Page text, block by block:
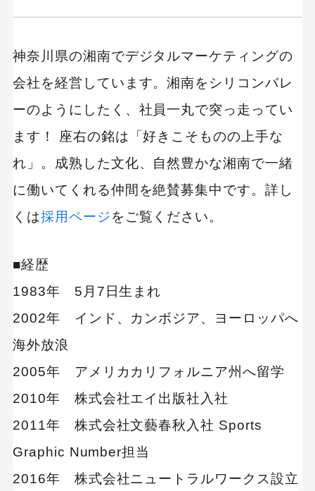
神奈川県の湘南でデジタルマーケティングの
会社を経営しています。湘南をシリコンバレ
ーのようにしたく、社員一丸で突っ走ってい
ます！ 座右の銘は「好きこそものの上手な
れ」。成熟した文化、自然豊かな湘南で一緒
に働いてくれる仲間を絶賛募集中です。詳し
くは採用ページをご覧ください。
■経歴
1983年 5月7日生まれ
2002年 インド、カンボジア、ヨーロッパへ
海外放浪
2005年 アメリカカリフォルニア州へ留学
2010年 株式会社エイ出版社入社
2011年 株式会社文藝春秋入社 Sports
Graphic Number担当
2016年 株式会社ニュートラルワークス設立